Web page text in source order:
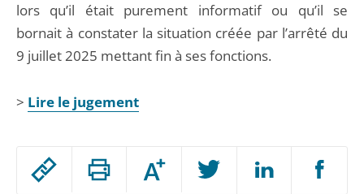
Passer
Augmenter
ou
lors qu’il était purement informatif ou qu’il se
bornait à constater la situation créée par l’arrêté du
9 juillet 2025 mettant fin à ses fonctions.
> Lire le jugement